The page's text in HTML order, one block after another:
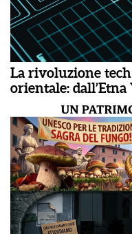
La rivoluzione
orientale: